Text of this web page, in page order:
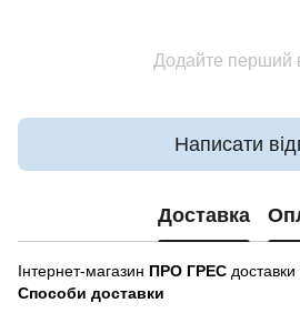
Додайте перший
Написати
Доставка
Інтернет-магазин ПРО ГРЕС доставки
Способи доставки